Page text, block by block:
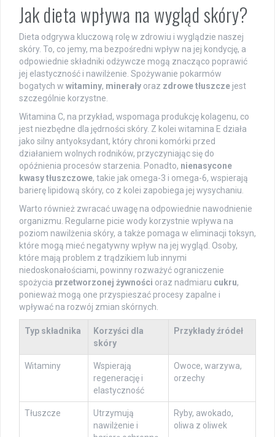
Jak dieta wpływa na wygląd skóry?
Dieta odgrywa kluczową rolę w zdrowiu i wyglądzie naszej
skóry. To, co jemy, ma bezpośredni wpływ na jej kondycję, a
odpowiednie składniki odżywcze mogą znacząco poprawić
jej elastyczność i nawilżenie. Spożywanie pokarmów
bogatych w witaminy, minerały oraz zdrowe tłuszcze jest
szczególnie korzystne.
Witamina C, na przykład, wspomaga produkcję kolagenu, co
jest niezbędne dla jędrności skóry. Z kolei witamina E działa
jako silny antyoksydant, który chroni komórki przed
działaniem wolnych rodników, przyczyniając się do
opóźnienia procesów starzenia. Ponadto, nienasycone
kwasy tłuszczowe, takie jak omega-3 i omega-6, wspierają
barierę lipidową skóry, co z kolei zapobiega jej wysychaniu.
Warto również zwracać uwagę na odpowiednie nawodnienie
organizmu. Regularne picie wody korzystnie wpływa na
poziom nawilżenia skóry, a także pomaga w eliminacji toksyn,
które mogą mieć negatywny wpływ na jej wygląd. Osoby,
które mają problem z trądzikiem lub innymi
niedoskonałościami, powinny rozważyć ograniczenie
spożycia przetworzonej żywności oraz nadmiaru cukru,
ponieważ mogą one przyspieszać procesy zapalne i
wpływać na rozwój zmian skórnych.
Typ składnika
Korzyści dla
skóry
Przykłady źródeł
Witaminy
Wspierają
regenerację i
elastyczność
Owoce, warzywa,
orzechy
Tłuszcze
Utrzymują
nawilżenie i
Ryby, awokado,
oliwa z oliwek